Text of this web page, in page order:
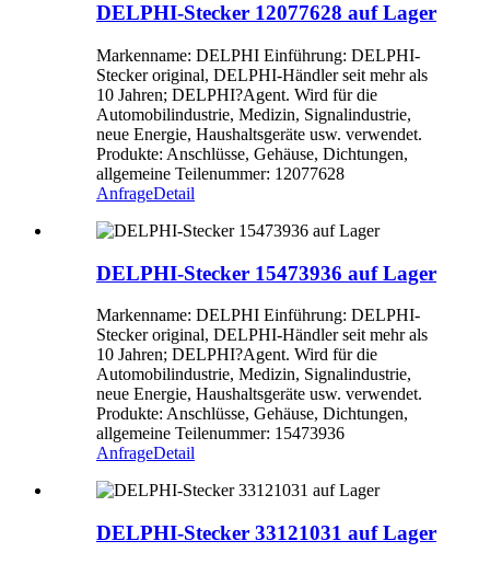
DELPHI-Stecker 12077628 auf Lager
Markenname: DELPHI Einführung: DELPHI-
Stecker original, DELPHI-Händler seit mehr als
10 Jahren; DELPHI?Agent. Wird für die
Automobilindustrie, Medizin, Signalindustrie,
neue Energie, Haushaltsgeräte usw. verwendet.
Produkte: Anschlüsse, Gehäuse, Dichtungen,
allgemeine Teilenummer: 12077628
AnfrageDetail
DELPHI-Stecker 15473936 auf Lager
Markenname: DELPHI Einführung: DELPHI-
Stecker original, DELPHI-Händler seit mehr als
10 Jahren; DELPHI?Agent. Wird für die
Automobilindustrie, Medizin, Signalindustrie,
neue Energie, Haushaltsgeräte usw. verwendet.
Produkte: Anschlüsse, Gehäuse, Dichtungen,
allgemeine Teilenummer: 15473936
AnfrageDetail
DELPHI-Stecker 33121031 auf Lager